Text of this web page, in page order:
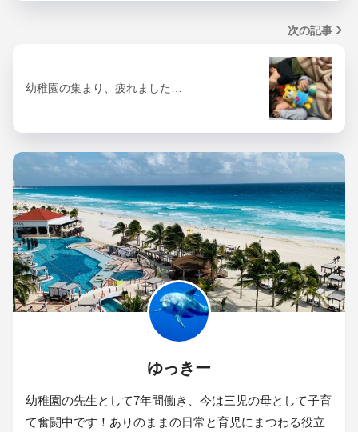
次の記事
幼稚園の集まり、疲れました…
ゆっきー
幼稚園の先生として7年間働き、今は三児の母として子育
て奮闘中です！ありのままの日常と育児にまつわる役立